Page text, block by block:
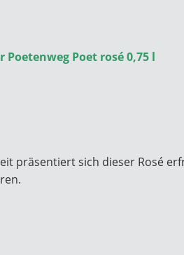
Poet rosé 0,75 l
präsentiert sich dieser Rosé